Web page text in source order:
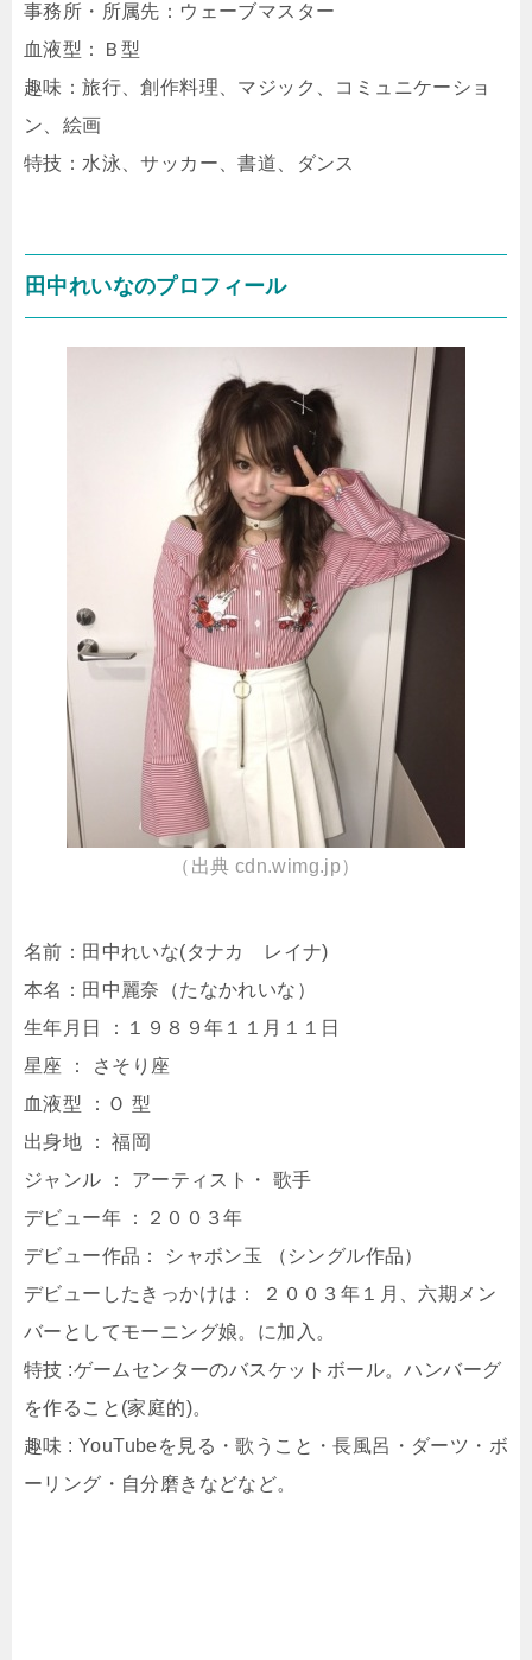
事務所・所属先：ウェーブマスター
血液型：Ｂ型
趣味：旅行、創作料理、マジック、コミュニケーショ
ン、絵画
特技：水泳、サッカー、書道、ダンス
田中れいなのプロフィール
（出典 cdn.wimg.jp）
名前：田中れいな(タナカ レイナ)
本名：田中麗奈（たなかれいな）
生年月日 ：１９８９年１１月１１日
星座 ： さそり座
血液型 ：Ｏ 型
出身地 ： 福岡
ジャンル ： アーティスト・ 歌手
デビュー年 ：２００３年
デビュー作品： シャボン玉 （シングル作品）
デビューしたきっかけは： ２００３年１月、六期メン
バーとしてモーニング娘。に加入。
特技 :ゲームセンターのバスケットボール。ハンバーグ
を作ること(家庭的)。
趣味 : YouTubeを見る・歌うこと・長風呂・ダーツ・ボ
ーリング・自分磨きなどなど。